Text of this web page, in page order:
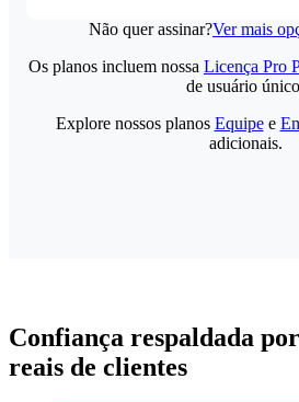
Não quer assinar?Ver mais
Os planos incluem nossa Licença Pro
de usuário
Explore nossos planos Equipee
adicionais.
Confiança respaldada
reais de clientes